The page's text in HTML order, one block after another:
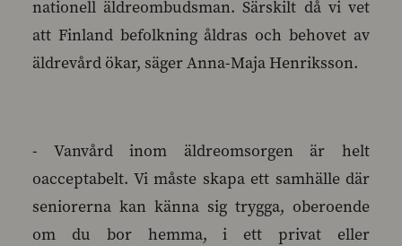
nationell äldreombudsman. Särskilt då vi vet
att Finland befolkning åldras och behovet av
äldrevård ökar, säger Anna-Maja Henriksson.
- Vanvård inom äldreomsorgen är helt
oacceptabelt. Vi måste skapa ett samhälle där
seniorerna kan känna sig trygga, oberoende
om du bor hemma, i ett privat eller